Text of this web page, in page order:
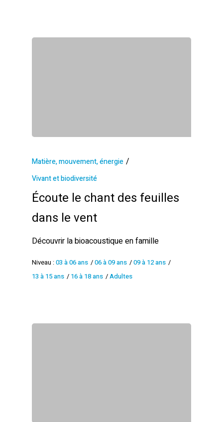
Matière, mouvement, énergie /
Vivant et biodiversité
Écoute le chant des feuilles
dans le vent
Découvrir la bioacoustique en famille
Niveau :03 à 06 ans /06 à 09 ans /09 à 12 ans /
13 à 15 ans / 16 à 18 ans /Adultes